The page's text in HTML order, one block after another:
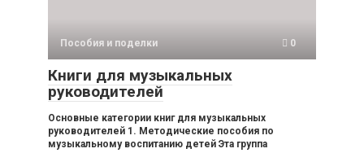
Пособия и поделки 0
Книги для музыкальных
руководителей
Основные категории книг для музыкальных
руководителей 1. Методические пособия по
музыкальному воспитанию детей Эта группа